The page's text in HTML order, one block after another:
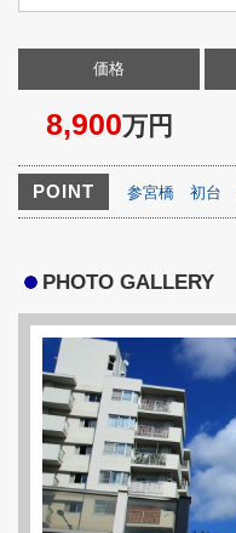
価格
8,900万円
POINT 参宮橋 初台
PHOTO GALLERY